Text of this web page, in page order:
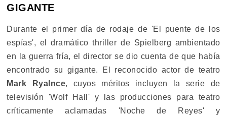
GIGANTE
Durante el primer día de rodaje de 'El puente de los
espías', el dramático thriller de Spielberg ambientado
en la guerra fría, el director se dio cuenta de que había
encontrado su gigante. El reconocido actor de teatro
Mark Ryalnce, cuyos méritos incluyen la serie de
televisión 'Wolf Hall' y las producciones para teatro
críticamente aclamadas 'Noche de Reyes' y